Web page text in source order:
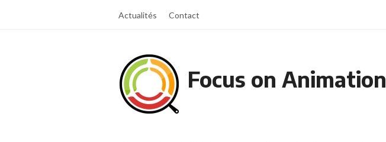
Actualités Contact
Focus on Animation